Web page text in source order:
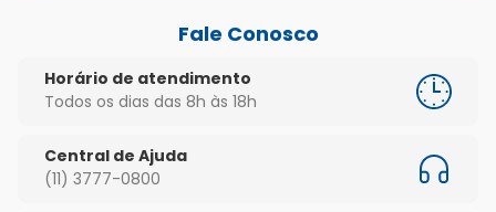
Fale Conosco
Horário de atendimento
Todos os dias das 8h às 18h
Central de Ajuda
(11) 3777-0800